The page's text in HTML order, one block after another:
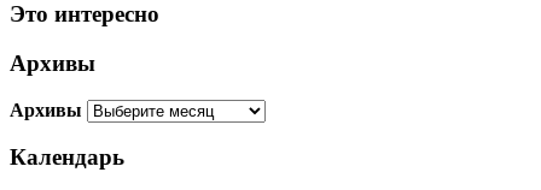
Это интересно
Архивы
Архивы
Календарь